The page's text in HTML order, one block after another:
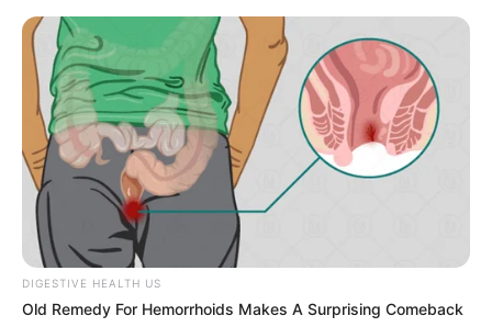
DIGESTIVE HEALTH US
Old Remedy For Hemorrhoids Makes A Surprising Comeback